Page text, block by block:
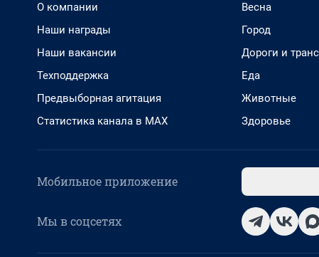
О компании
Наши награды
Наши вакансии
Техподдержка
Предвыборная агитация
Статистика канала в MAX
Весна
Город
Дороги и
Еда
Животные
Здоровье
Мобильное приложение
Мы в соцсетях